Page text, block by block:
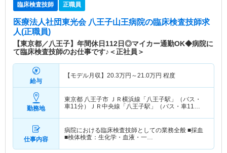
臨床検査技師 正職員
医療法人社団東光会 八王子山王病院の臨床検査技師求
人(正職員)
【東京都／八王子】年間休日112日◎マイカー通勤OK◆病院に
て臨床検査技師のお仕事です♪＜正社員＞
給与
【モデル月収】 20.3万円～21.0万円 程度
勤務地
東京都 八王子市
ＪＲ横浜線「八王子駅」（バス・
車11分）ＪＲ中央線「八王子駅」（バス・車11
仕事内容
病院における臨床検査技師としての業務全般 ■採血
■検体検査：生化学・血液・一…